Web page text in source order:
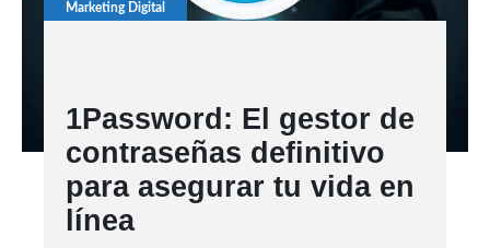
Marketing Digital
1Password: El gestor de
contraseñas definitivo
para asegurar tu vida en
línea